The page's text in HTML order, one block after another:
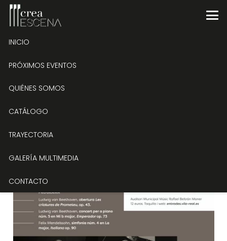
INICIO
PRÓXIMOS EVENTOS
QUIÉNES SOMOS
CATÁLOGO
TRAYECTORIA
GALERÍA MULTIMEDIA
CONTACTO